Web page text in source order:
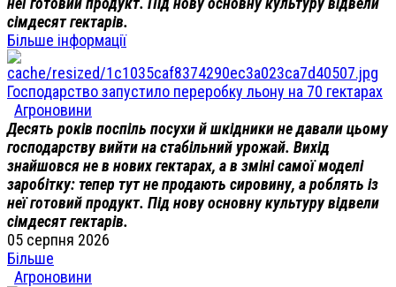
сімдесят гектарів.
Більше інформації
Господарство запустило переробку льону на 70 гектарах
Агроновини
Десять років поспіль посухи й шкідники не давали цьому
господарству вийти на стабільний урожай. Вихід
знайшовся не в нових гектарах, а в зміні самої моделі
заробітку: тепер тут не продають сировину, а роблять із
неї готовий продукт. Під нову основну культуру відвели
сімдесят гектарів.
05 серпня 2026
Більше
Агроновини